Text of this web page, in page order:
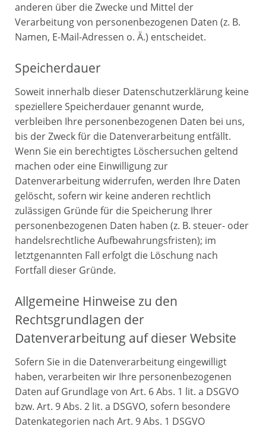
anderen über die Zwecke und Mittel der
Verarbeitung von personenbezogenen Daten (z. B.
Namen, E-Mail-Adressen o. Ä.) entscheidet.
Speicherdauer
Soweit innerhalb dieser Datenschutzerklärung keine
speziellere Speicherdauer genannt wurde,
verbleiben Ihre personenbezogenen Daten bei uns,
bis der Zweck für die Datenverarbeitung entfällt.
Wenn Sie ein berechtigtes Löschersuchen geltend
machen oder eine Einwilligung zur
Datenverarbeitung widerrufen, werden Ihre Daten
gelöscht, sofern wir keine anderen rechtlich
zulässigen Gründe für die Speicherung Ihrer
personenbezogenen Daten haben (z. B. steuer- oder
handelsrechtliche Aufbewahrungsfristen); im
letztgenannten Fall erfolgt die Löschung nach
Fortfall dieser Gründe.
Allgemeine Hinweise zu den
Rechtsgrundlagen der
Datenverarbeitung auf dieser Website
Sofern Sie in die Datenverarbeitung eingewilligt
haben, verarbeiten wir Ihre personenbezogenen
Daten auf Grundlage von Art. 6 Abs. 1 lit. a DSGVO
bzw. Art. 9 Abs. 2 lit. a DSGVO, sofern besondere
Datenkategorien nach Art. 9 Abs. 1 DSGVO